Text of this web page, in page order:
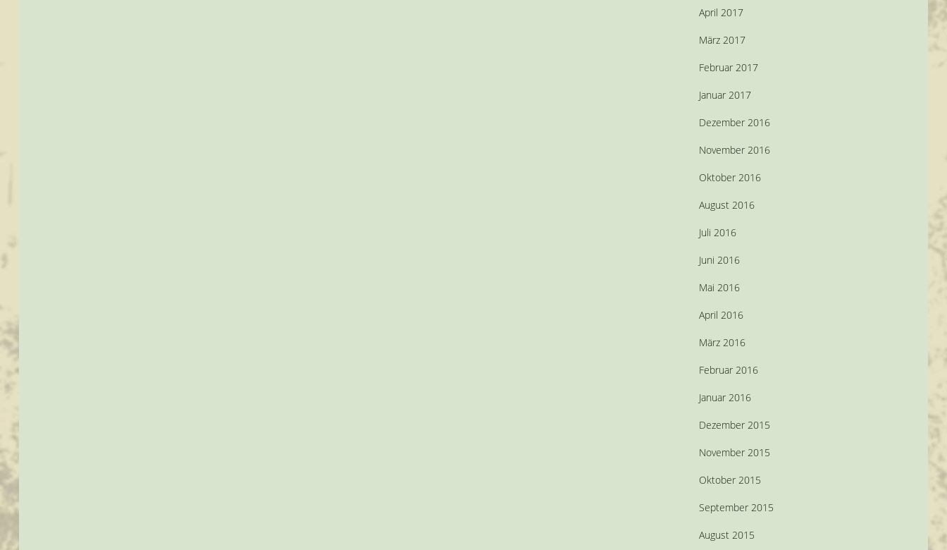
April 2017
März 2017
Februar 2017
Januar 2017
Dezember 2016
November 2016
Oktober 2016
August 2016
Juli 2016
Juni 2016
Mai 2016
April 2016
März 2016
Februar 2016
Januar 2016
Dezember 2015
November 2015
Oktober 2015
September 2015
August 2015